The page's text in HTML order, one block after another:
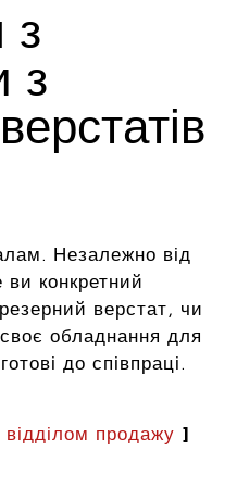
з
з
Незалежно від
конкретний
верстат, чи
обладнання для
до співпраці.
продажу ]